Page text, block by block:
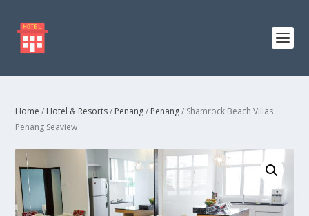
Home / Hotel & Resorts/ Penang/ Penang/ Shamrock Beach Villas
Penang Seaview